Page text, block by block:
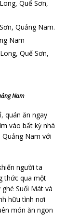
Quế Sơn,
Quảng Nam.
Nam
Quế Sơn,
Nam
quán ăn ngay
vào bất kỳ nhà
Nam với
người ta
thức qua một
Suối Mát và
hữu tình nơi
món ăn ngon